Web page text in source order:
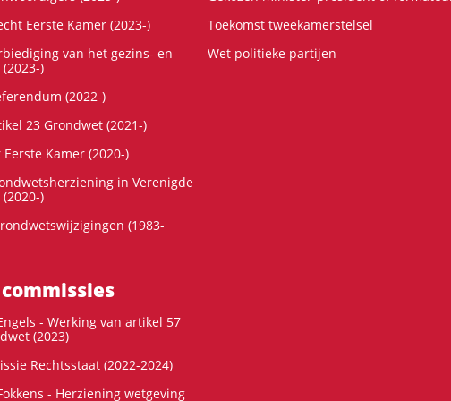
Eerste Kamer (2023-)
van het gezins- en
)
(2022-)
23 Grondwet (2021-)
Kamer (2020-)
in Verenigde
)
(1983-
Toekomst tweekamerstelsel
Wet politieke partijen
- Werking van artikel 57
(2023)
Rechtsstaat (2022-2024)
- Herziening wetgeving